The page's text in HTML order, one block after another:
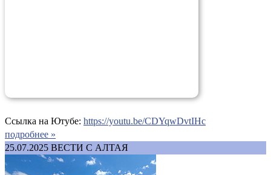
Ссылка на Ютубе: https://youtu.be/CDYqwDvtIHc
подробнее »
25.07.2025 ВЕСТИ С АЛТАЯ